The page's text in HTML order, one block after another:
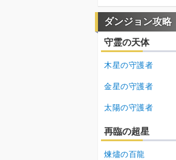
ダンジョン攻略
守霊の天体
木星の守護者
金星の守護者
太陽の守護者
再臨の超星
煉燼の百龍